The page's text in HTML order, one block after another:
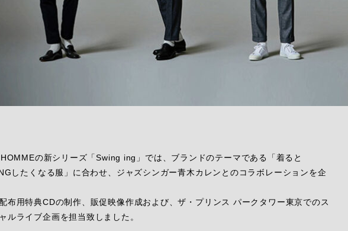
の新シリーズ「Swing ing」では、ブランドのテーマである「着ると
したくなる服」に合わせ、ジャズシンガー青木カレンとのコラボレーションを企
布用特典CDの制作、販促映像作成および、ザ・プリンス パークタワー東京でのス
ルライブ企画を担当致しました。